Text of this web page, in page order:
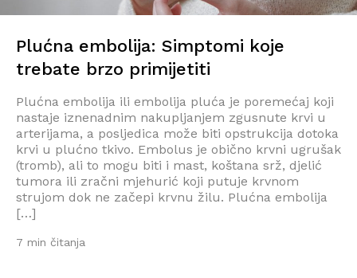
Plućna embolija: Simptomi koje
trebate brzo primijetiti
Plućna embolija ili embolija pluća je poremećaj koji
nastaje iznenadnim nakupljanjem zgusnute krvi u
arterijama, a posljedica može biti opstrukcija dotoka
krvi u plućno tkivo. Embolus je obično krvni ugrušak
(tromb), ali to mogu biti i mast, koštana srž, djelić
tumora ili zračni mjehurić koji putuje krvnom
strujom dok ne začepi krvnu žilu. Plućna embolija
[…]
7 min čitanja